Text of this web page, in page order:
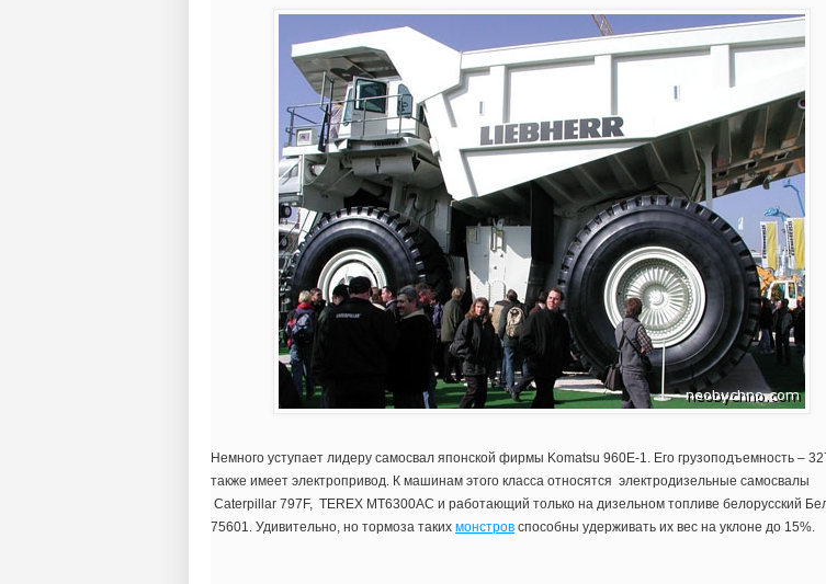
Немного уступает лидеру самосвал японской фирмы Komatsu 960E-1. Его грузоподъемность –
также имеет электропривод. К машинам этого класса относятся электродизельные самосвалы
Caterpillar 797F, TEREX MT6300AC и работающий только на дизельном топливе белорусский
75601. Удивительно, но тормоза таких монстров способны удерживать их вес на уклоне до 15%.